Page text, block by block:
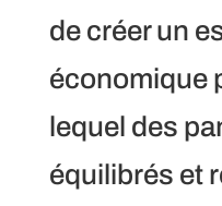
de créer un
économique
lequel des
équilibrés et